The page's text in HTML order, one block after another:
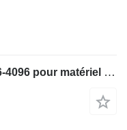
Caterpillar Moteur c4.4 NEUF 596-4096 pour matériel de TP